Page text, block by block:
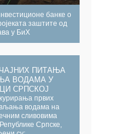
банке о
заштите од
у БиХ
ПИТАЊА
ВОДАМА У
СРПСКОЈ
првих
водама на
сливовима
Српске,